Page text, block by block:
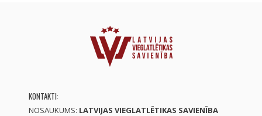
KONTAKTI:
NOSAUKUMS: LATVIJAS VIEGLATLĒTIKAS SAVIENĪBA